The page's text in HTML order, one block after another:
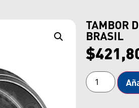
TAMBOR
BRASIL
$